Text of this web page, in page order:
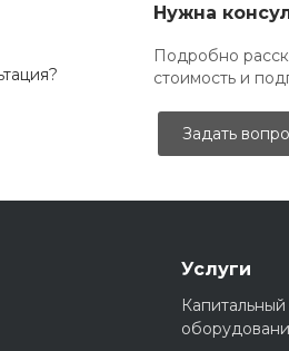
Нужна
Подробно
стоимость и
Задать
Услуги